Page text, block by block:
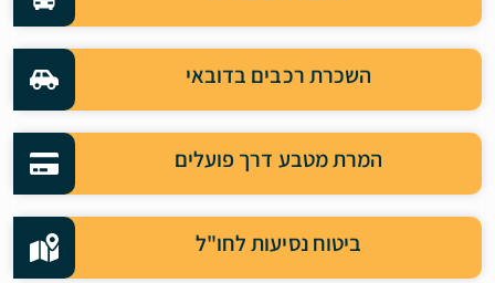
השכרת רכבים בדובאי
המרת מטבע דרך פועלים
ביטוח נסיעות לחו"ל